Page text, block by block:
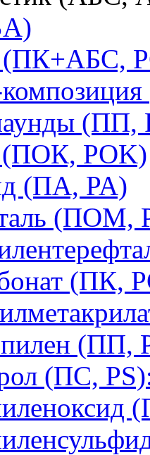
(ПП,
(ПОК, POK)
(ПА, PA)
(ПОМ,
(ПК,
(ПП,
(ПС,